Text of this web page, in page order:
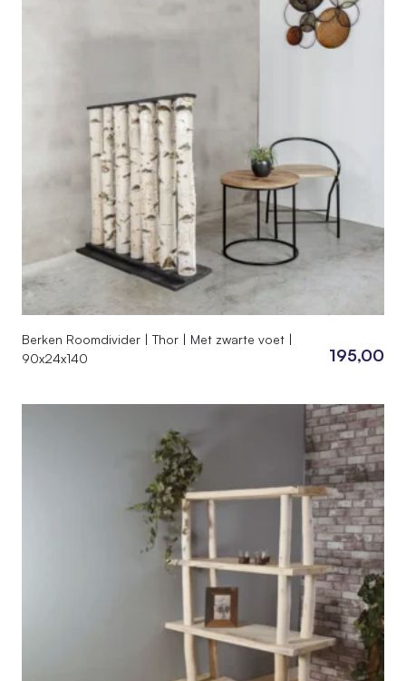
Berken Roomdivider | Thor | Met zwarte voet |
90x24x140
195,00